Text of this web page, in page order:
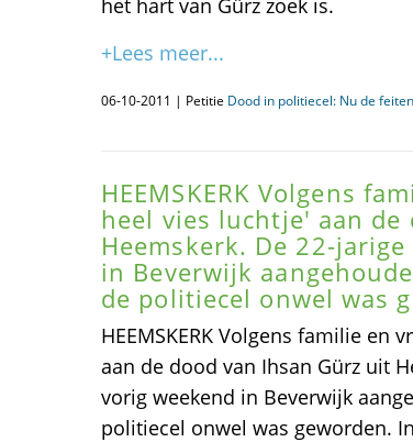
het hart van Gürz zoek is.
+Lees meer...
06-10-2011 | Petitie Dood in politiecel: Nu de
HEEMSKERK Volgens
heel vies luchtje' aan
Heemskerk. De 22-
in Beverwijk
de politiecel onwel was
HEEMSKERK Volgens familie en
aan de dood van Ihsan Gürz uit
vorig weekend in Beverwijk
politiecel onwel was geworden.